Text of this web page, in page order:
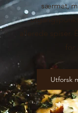
særmat,
allerede spiser.
Utforsk